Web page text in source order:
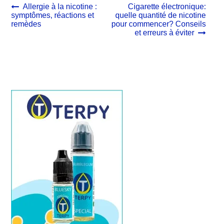
Navigation
de
Article
précédent :
Allergie à la nicotine :
symptômes, réactions et
remèdes
Article
suivant :
Cigarette électronique:
quelle quantité de nicotine
pour commencer? Conseils
et erreurs à éviter